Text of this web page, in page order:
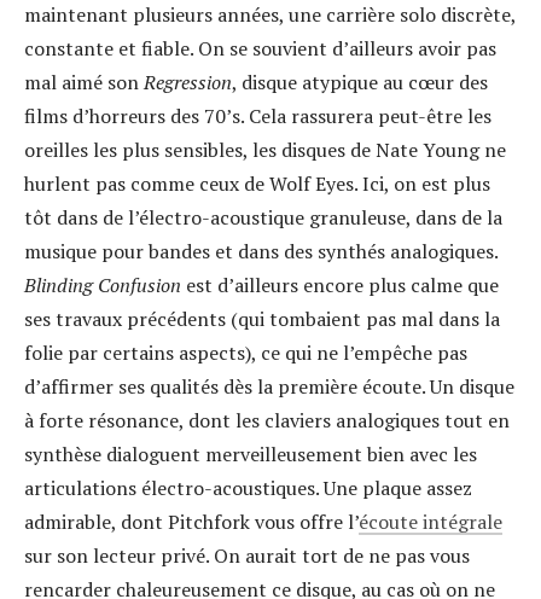
maintenant plusieurs années, une carrière solo discrète,
constante et fiable. On se souvient d’ailleurs avoir pas
mal aimé sonRegression, disque atypique au cœur des
films d’horreurs des 70’s. Cela rassurera peut-être les
oreilles les plus sensibles, les disques de Nate Young ne
hurlent pas comme ceux de Wolf Eyes. Ici, on est plus
tôt dans de l’électro-acoustique granuleuse, dans de la
musique pour bandes et dans des synthés analogiques.
Blinding Confusion est d’ailleurs encore plus calme que
ses travaux précédents (qui tombaient pas mal dans la
folie par certains aspects), ce qui ne l’empêche pas
d’affirmer ses qualités dès la première écoute. Un disque
à forte résonance, dont les claviers analogiques tout en
synthèse dialoguent merveilleusement bien avec les
articulations électro-acoustiques. Une plaque assez
admirable, dont Pitchfork vous offre l’écoute intégrale
sur son lecteur privé. On aurait tort de ne pas vous
rencarder chaleureusement ce disque, au cas où on ne